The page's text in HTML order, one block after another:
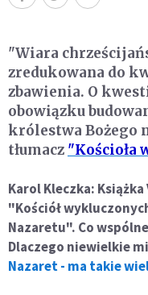
"Wiara
zredukowana do
zbawienia. O
obowiązku
królestwa Bożego
tłumacz "Kościoła
Karol Kleczka:
"Kościół
Nazaretu". Co
Dlaczego niewielkie
Nazaret - ma takie